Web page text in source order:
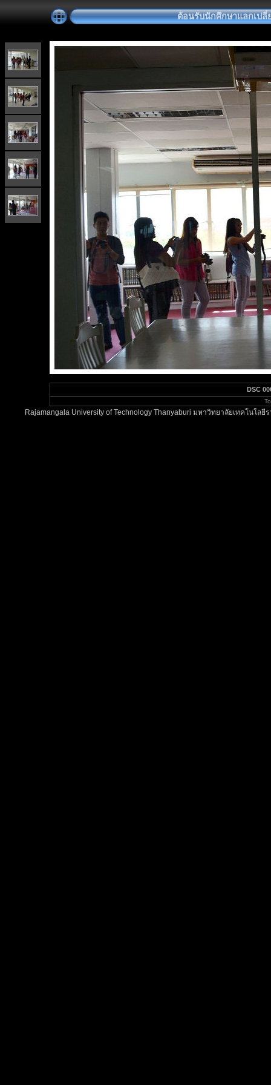
ต้อนรับนักศึกษาแลกเปลี่
DSC
Rajamangala University of Technology Thanyaburi มหาวิทยาลัยเทคโนโ